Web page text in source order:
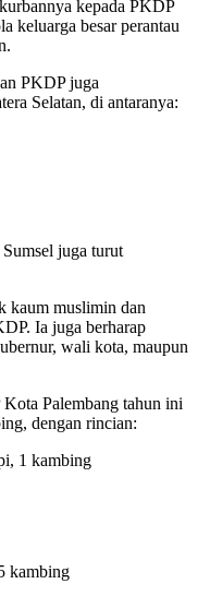
kepada PKDP
keluarga besar perantau
PKDP juga
Selatan, di antaranya:
juga turut
kaum muslimin dan
Ia juga berharap
wali kota, maupun
Palembang tahun ini
dengan rincian:
1 kambing
kambing